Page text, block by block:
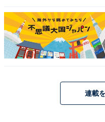
回答者からは「イカ焼き
られるから」（20代男性
し、買い物を楽しむのに
幸を購入できますし、そ
連載